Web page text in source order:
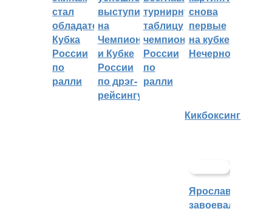
стал
обладателем
Кубка
России
по
ралли
выступили
на
Чемпионате
и Кубке
России
по дрэг-
рейсингу
турнирную
таблицу
чемпионата
России
по
ралли
снова
первые
на кубке
Нечерноземья
Кикбоксинг
Ярославцы
завоевали